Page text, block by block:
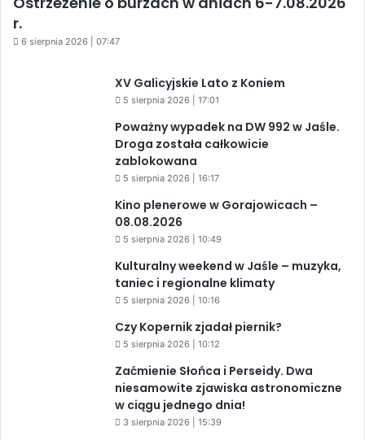
r.
6 sierpnia 2026 | 07:47
XV Galicyjskie Lato z Koniem
5 sierpnia 2026 | 17:01
Poważny wypadek na DW 992 w Jaśle.
Droga została całkowicie
zablokowana
5 sierpnia 2026 | 16:17
Kino plenerowe w Gorajowicach –
08.08.2026
5 sierpnia 2026 | 10:49
Kulturalny weekend w Jaśle – muzyka,
taniec i regionalne klimaty
5 sierpnia 2026 | 10:16
Czy Kopernik zjadał piernik?
5 sierpnia 2026 | 10:12
Zaćmienie Słońca i Perseidy. Dwa
niesamowite zjawiska astronomiczne
w ciągu jednego dnia!
3 sierpnia 2026 | 15:39